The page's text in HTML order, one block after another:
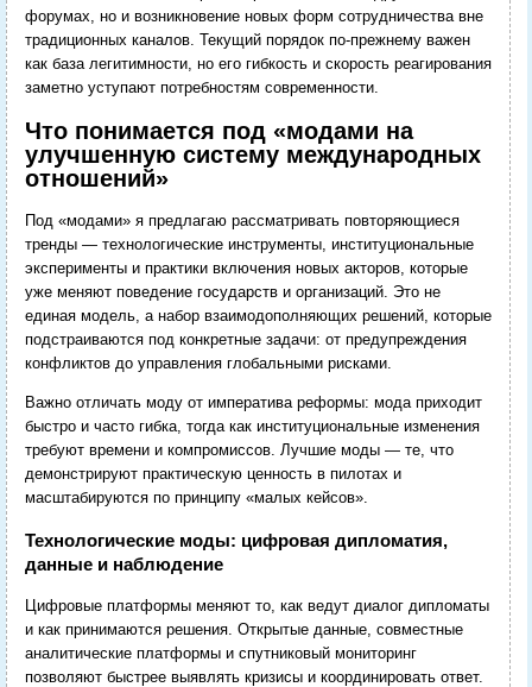
форумах, но и возникновение новых форм сотрудничества вне
традиционных каналов. Текущий порядок по-прежнему важен
как база легитимности, но его гибкость и скорость реагирования
заметно уступают потребностям современности.
Что понимается под «модами на
улучшенную систему международных
отношений»
Под «модами» я предлагаю рассматривать повторяющиеся
тренды — технологические инструменты, институциональные
эксперименты и практики включения новых акторов, которые
уже меняют поведение государств и организаций. Это не
единая модель, а набор взаимодополняющих решений, которые
подстраиваются под конкретные задачи: от предупреждения
конфликтов до управления глобальными рисками.
Важно отличать моду от императива реформы: мода приходит
быстро и часто гибка, тогда как институциональные изменения
требуют времени и компромиссов. Лучшие моды — те, что
демонстрируют практическую ценность в пилотах и
масштабируются по принципу «малых кейсов».
Технологические моды: цифровая дипломатия,
данные и наблюдение
Цифровые платформы меняют то, как ведут диалог дипломаты
и как принимаются решения. Открытые данные, совместные
аналитические платформы и спутниковый мониторинг
позволяют быстрее выявлять кризисы и координировать ответ.